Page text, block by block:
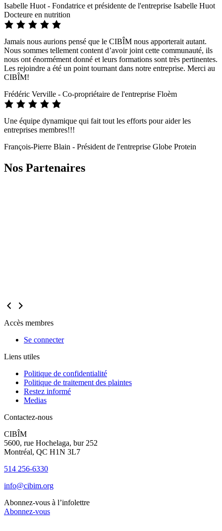
Isabelle Huot - Fondatrice et présidente de l'entreprise Isabelle Huot
Docteure en nutrition
Jamais nous aurions pensé que le CIBÎM nous apporterait autant.
Nous sommes tellement content d’avoir joint cette communauté, ils
nous ont énormément donné et leurs formations sont très pertinentes.
Les rejoindre a été un point tournant dans notre entreprise. Merci au
CIBÎM!
Frédéric Verville - Co-propriétaire de l'entreprise Floèm
Une équipe dynamique qui fait tout les efforts pour aider les
entreprises membres!!!
François-Pierre Blain - Président de l'entreprise Globe Protein
Nos Partenaires
Accès membres
Se connecter
Liens utiles
Politique de confidentialité
Politique de traitement des plaintes
Restez informé
Medias
Contactez-nous
CIBÎM
5600, rue Hochelaga, bur 252
Montréal, QC H1N 3L7
514 256-6330
info@cibim.org
Abonnez-vous à l’infolettre
Abonnez-vous